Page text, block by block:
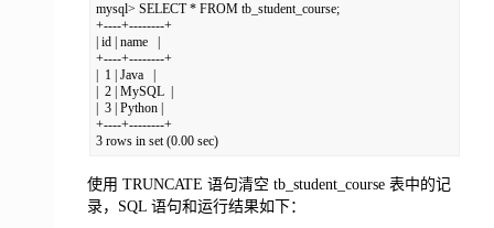
mysql> SELECT * FROM tb_student_course;
+----+--------+
| id | name   |
+----+--------+
|  1 | Java   |
|  2 | MySQL  |
|  3 | Python |
+----+--------+
3 rows in set (0.00 sec)
使用 TRUNCATE 语句清空 tb_student_course 表中的记
录，SQL 语句和运行结果如下：